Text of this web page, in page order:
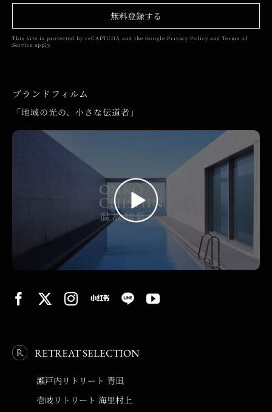
無料登録する
This site is protected by reCAPTCHA and the Google Privacy Policy and Terms of
Service apply.
ブランドフィルム
「地域の光の、小さな伝道者」
RETREAT SELECTION
瀬戸内リトリート 青凪
壱岐リトリート 海里村上